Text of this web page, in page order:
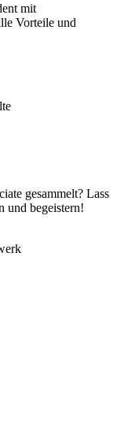
mit
Vorteile und
gesammelt? Lass
und begeistern!